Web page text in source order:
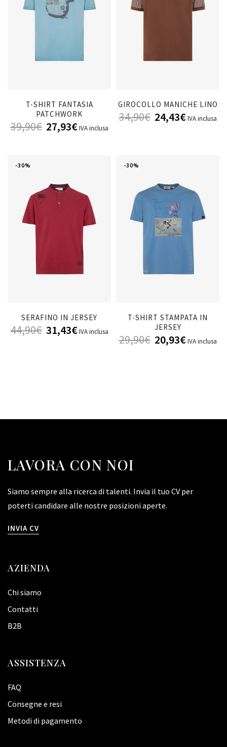
T-SHIRT FANTASIA
PATCHWORK
39,90€ 27,93€ IVA inclusa
GIROCOLLO MANICHE LINO
34,90€ 24,43€ IVA inclusa
-30%
SERAFINO IN JERSEY
44,90€ 31,43€ IVA inclusa
-30%
T-SHIRT STAMPATA IN
JERSEY
29,90€ 20,93€ IVA inclusa
LAVORA CON NOI
Siamo sempre alla ricerca di talenti. Invia il tuo CV per
poterti candidare alle nostre posizioni aperte.
INVIA CV
AZIENDA
Chi siamo
Contatti
B2B
ASSISTENZA
FAQ
Consegne e resi
Metodi di pagamento